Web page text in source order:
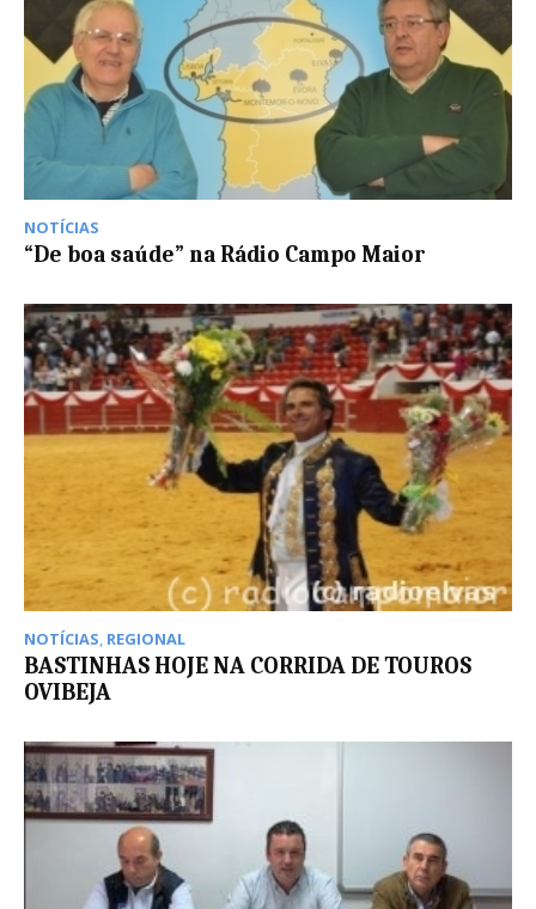
NOTÍCIAS
“De boa saúde” na Rádio Campo Maior
NOTÍCIAS, REGIONAL
BASTINHAS HOJE NA CORRIDA DE TOUROS
OVIBEJA